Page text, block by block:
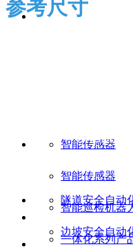
智能传感器
智能传感器
智能巡检机器
一体化系列产
隧道安全自动
边坡安全自动
参考尺寸
PRODUCT